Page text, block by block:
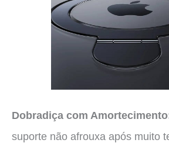
Dobradiça com
suporte não afrouxa após muito